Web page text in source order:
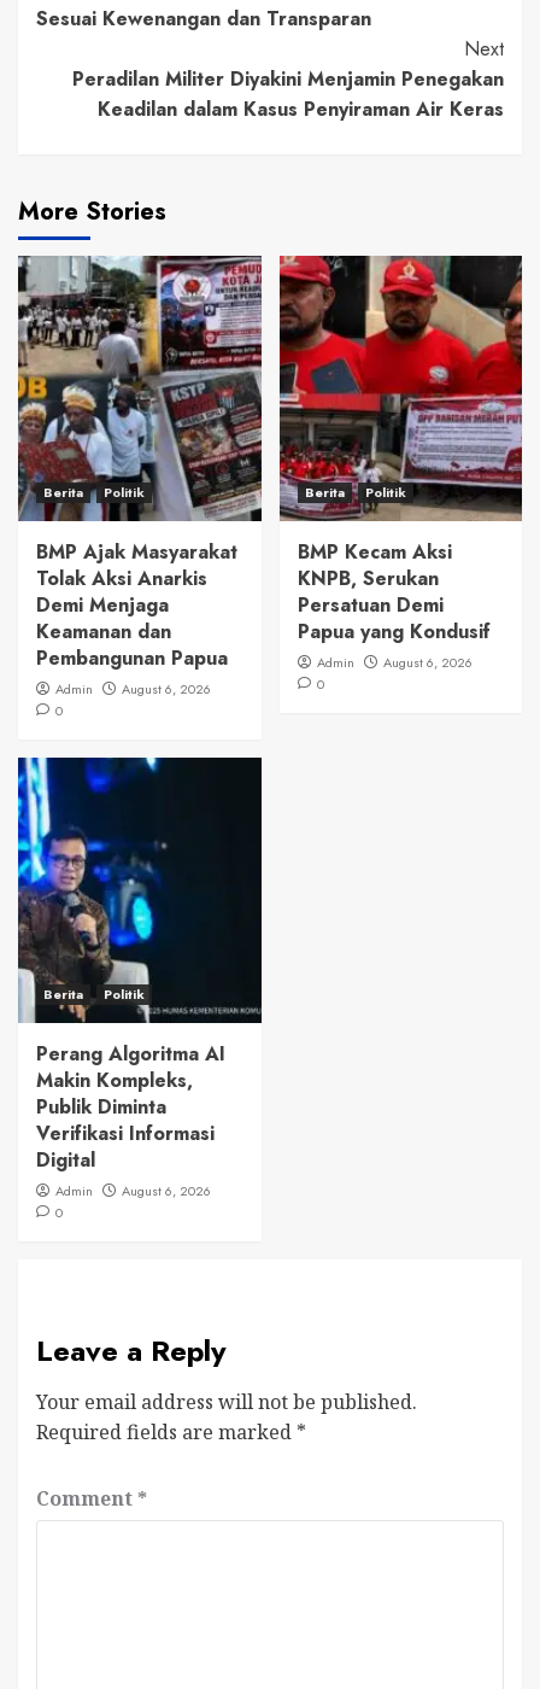
Sesuai Kewenangan dan Transparan
Next
Peradilan Militer Diyakini Menjamin Penegakan
Keadilan dalam Kasus Penyiraman Air Keras
More Stories
Berita Politik
BMP Ajak Masyarakat
Tolak Aksi Anarkis
Demi Menjaga
Keamanan dan
Pembangunan Papua
Admin
August 6, 2026
0
Berita Politik
BMP Kecam Aksi
KNPB, Serukan
Persatuan Demi
Papua yang Kondusif
Admin
August 6, 2026
0
Berita Politik
Perang Algoritma AI
Makin Kompleks,
Publik Diminta
Verifikasi Informasi
Digital
Admin
August 6, 2026
0
Leave a Reply
Your email address will not be published.
Required fields are marked *
Comment *